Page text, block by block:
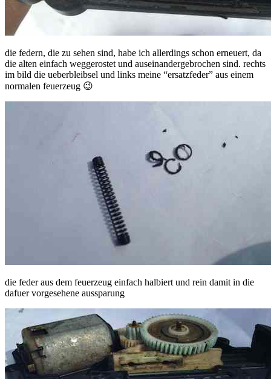
die federn, die zu sehen sind, habe ich allerdings schon erneuert, da
die alten einfach weggerostet und auseinandergebrochen sind. rechts
im bild die ueberbleibsel und links meine “ersatzfeder” aus einem
normalen feuerzeug 😉
die feder aus dem feuerzeug einfach halbiert und rein damit in die
dafuer vorgesehene aussparung